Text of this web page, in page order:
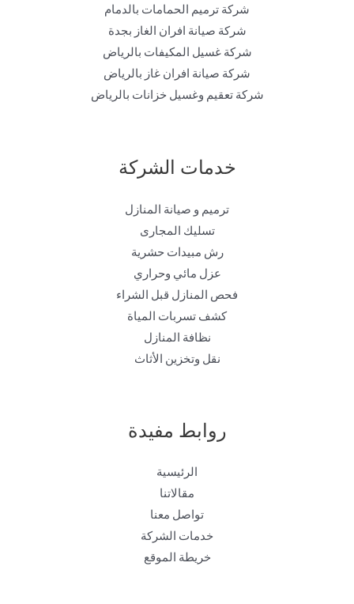
شركة ترميم الحمامات بالدمام
شركة صيانة افران الغاز بجدة
شركة غسيل المكيفات بالرياض
شركة صيانة افران غاز بالرياض
شركة تعقيم وغسيل خزانات بالرياض
خدمات الشركة
ترميم و صيانة المنازل
تسليك المجارى
رش مبيدات حشرية
عزل مائي وحراري
فحص المنازل قبل الشراء
كشف تسربات المياة
نظافة المنازل
نقل وتخزين الأثاث
روابط مفيدة
الرئيسية
مقالاتنا
تواصل معنا
خدمات الشركة
خريطة الموقع